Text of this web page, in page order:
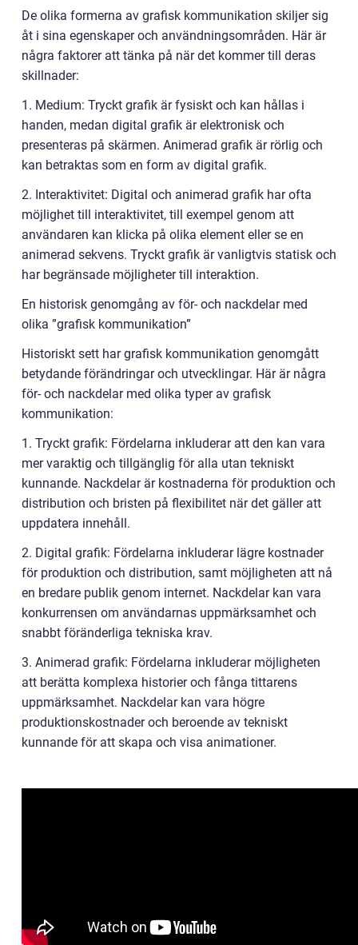
De olika formerna av grafisk kommunikation skiljer sig
åt i sina egenskaper och användningsområden. Här är
några faktorer att tänka på när det kommer till deras
skillnader:
1. Medium: Tryckt grafik är fysiskt och kan hållas i
handen, medan digital grafik är elektronisk och
presenteras på skärmen. Animerad grafik är rörlig och
kan betraktas som en form av digital grafik.
2. Interaktivitet: Digital och animerad grafik har ofta
möjlighet till interaktivitet, till exempel genom att
användaren kan klicka på olika element eller se en
animerad sekvens. Tryckt grafik är vanligtvis statisk och
har begränsade möjligheter till interaktion.
En historisk genomgång av för- och nackdelar med
olika ”grafisk kommunikation”
Historiskt sett har grafisk kommunikation genomgått
betydande förändringar och utvecklingar. Här är några
för- och nackdelar med olika typer av grafisk
kommunikation:
1. Tryckt grafik: Fördelarna inkluderar att den kan vara
mer varaktig och tillgänglig för alla utan tekniskt
kunnande. Nackdelar är kostnaderna för produktion och
distribution och bristen på flexibilitet när det gäller att
uppdatera innehåll.
2. Digital grafik: Fördelarna inkluderar lägre kostnader
för produktion och distribution, samt möjligheten att nå
en bredare publik genom internet. Nackdelar kan vara
konkurrensen om användarnas uppmärksamhet och
snabbt föränderliga tekniska krav.
3. Animerad grafik: Fördelarna inkluderar möjligheten
att berätta komplexa historier och fånga tittarens
uppmärksamhet. Nackdelar kan vara högre
produktionskostnader och beroende av tekniskt
kunnande för att skapa och visa animationer.